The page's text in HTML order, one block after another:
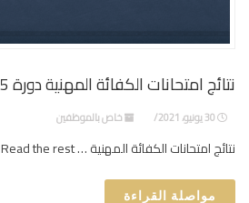
نتائج امتحانات الكفائة المهنية دورة 25 يونيو 2021
خاص بالموظفين
نتائج امتحانات الكفائة المهنية … Read the rest
مواصلة القراءة